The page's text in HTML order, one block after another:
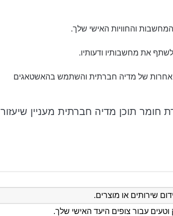
והחוויות האישי שלך.
את מחשבותיו ודעותיו.
אחרות של מדיה חברתית והשתמש בהאשטאגים
תוכן מדיה חברתית מעניין שיעזור
שירותים או מוצרים.
עבור צופים היעד האישי שלך.